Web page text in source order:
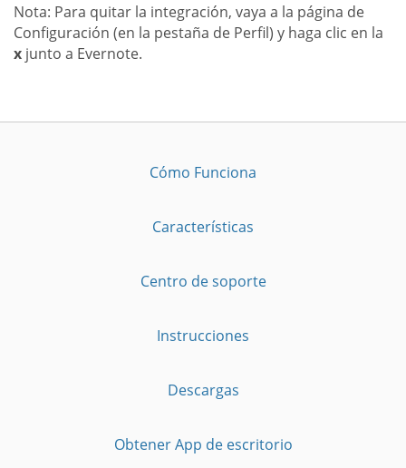
Nota: Para quitar la integración, vaya a la página de
Configuración (en la pestaña de Perfil) y haga clic en la
x junto a Evernote.
Cómo Funciona
Características
Centro de soporte
Instrucciones
Descargas
Obtener App de escritorio